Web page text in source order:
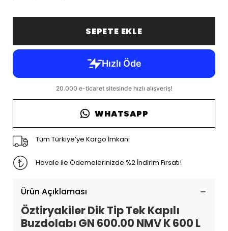
SEPETE EKLE
WHATSAPP
Tüm Türkiye’ye Kargo İmkanı
Havale ile Ödemelerinizde %2 İndirim Fırsatı!
Ürün Açıklaması
Öztiryakiler Dik Tip Tek Kapılı
Buzdolabı GN 600.00 NMV K 600 L